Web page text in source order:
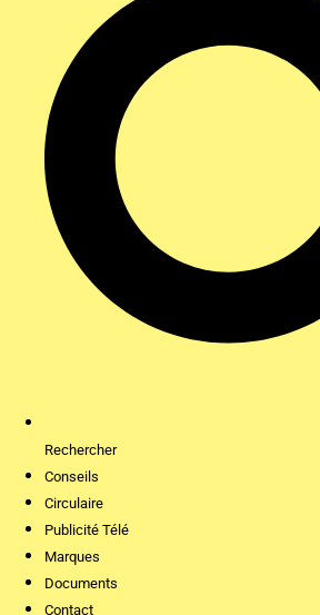
Rechercher
Conseils
Circulaire
Publicité Télé
Marques
Documents
Contact